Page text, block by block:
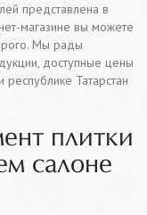
представлена в
магазине вы можете
Мы рады
доступные цены
Татарстан
плитки
салоне